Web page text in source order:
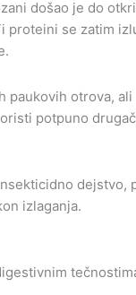
došao je do
proteini se zatim
paukovih otrova, ali
potpuno
dejstvo,
izlaganja.